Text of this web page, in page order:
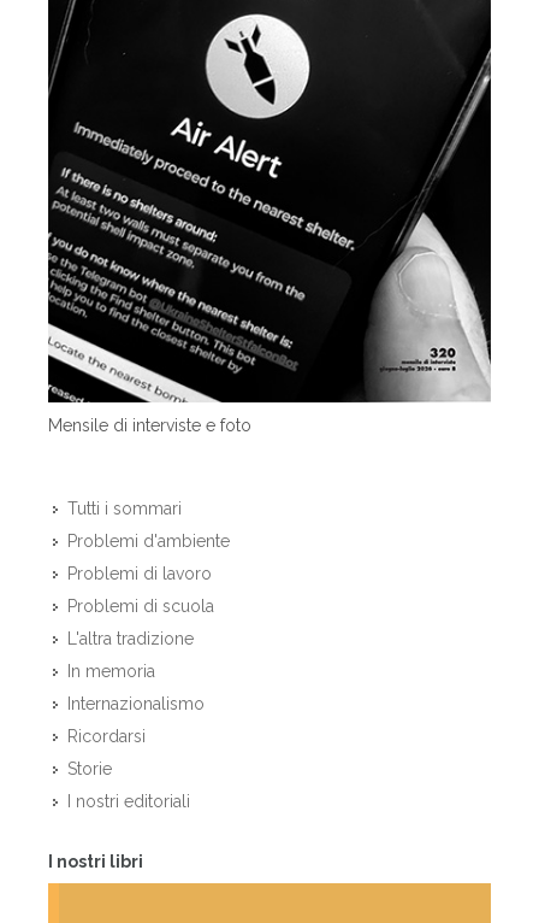
Mensile di interviste e foto
Tutti i sommari
Problemi d'ambiente
Problemi di lavoro
Problemi di scuola
L'altra tradizione
In memoria
Internazionalismo
Ricordarsi
Storie
I nostri editoriali
I nostri libri